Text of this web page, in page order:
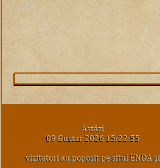
Astăzi
09 Gustar 2026 15:22:55
vizitatori au poposit pe situl ENDA şi